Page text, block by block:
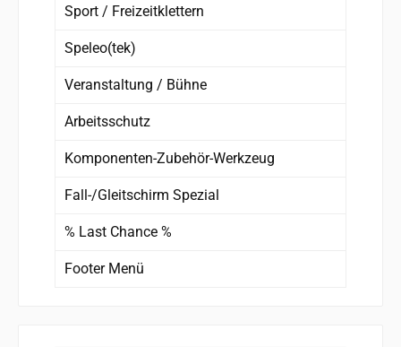
Sport / Freizeitklettern
Speleo(tek)
Veranstaltung / Bühne
Arbeitsschutz
Komponenten-Zubehör-Werkzeug
Fall-/Gleitschirm Spezial
% Last Chance %
Footer Menü